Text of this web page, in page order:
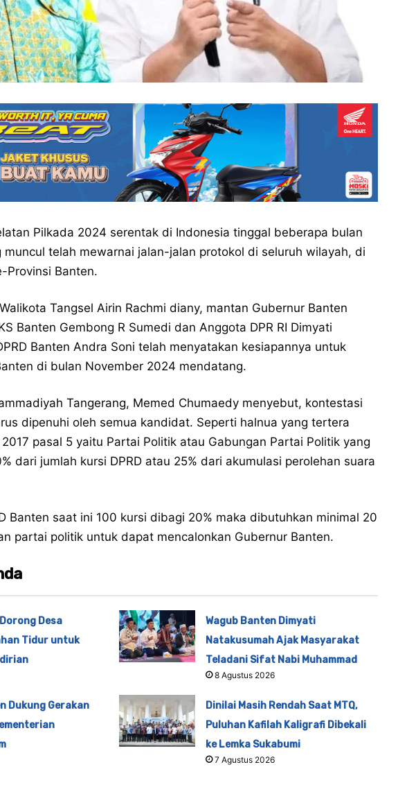
Pilkada 2024 serentak di Indonesia tinggal beberapa bulan
telah mewarnai jalan-jalan protokol di seluruh wilayah, di
Provinsi Banten.
Tangsel Airin Rachmi diany, mantan Gubernur Banten
Banten Gembong R Sumedi dan Anggota DPR RI Dimyati
Banten Andra Soni telah menyatakan kesiapannya untuk
di bulan November 2024 mendatang.
Tangerang, Memed Chumaedy menyebut, kontestasi
dipenuhi oleh semua kandidat. Seperti halnua yang tertera
pasal 5 yaitu Partai Politik atau Gabungan Partai Politik yang
dari jumlah kursi DPRD atau 25% dari akumulasi perolehan suara
Banten saat ini 100 kursi dibagi 20% maka dibutuhkan minimal 20
partai politik untuk dapat mencalonkan Gubernur Banten.
Desa
Tidur untuk
Wagub Banten Dimyati
Natakusumah Ajak Masyarakat
Teladani Sifat Nabi Muhammad
8 Agustus 2026
Dukung Gerakan
Dinilai Masih Rendah Saat MTQ,
Puluhan Kafilah Kaligrafi Dibekali
ke Lemka Sukabumi
7 Agustus 2026